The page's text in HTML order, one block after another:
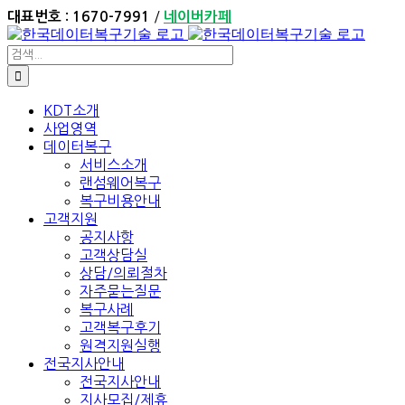
Skip
to
content
대표번호 : 1670-7991 / 네이버카페
검
색:
KDT소개
사업영역
데이터복구
서비스소개
랜섬웨어복구
복구비용안내
고객지원
공지사항
고객상담실
상담/의뢰절차
자주묻는질문
복구사례
고객복구후기
원격지원실행
전국지사안내
전국지사안내
지사모집/제휴